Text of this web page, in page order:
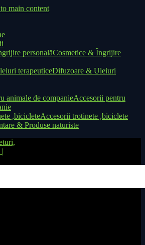
main content
Cosmetice & Îngrijire
Difuzoare & Uleiuri
Accesorii pentru
Accesorii trotinete ,biciclete
& Produse naturiste